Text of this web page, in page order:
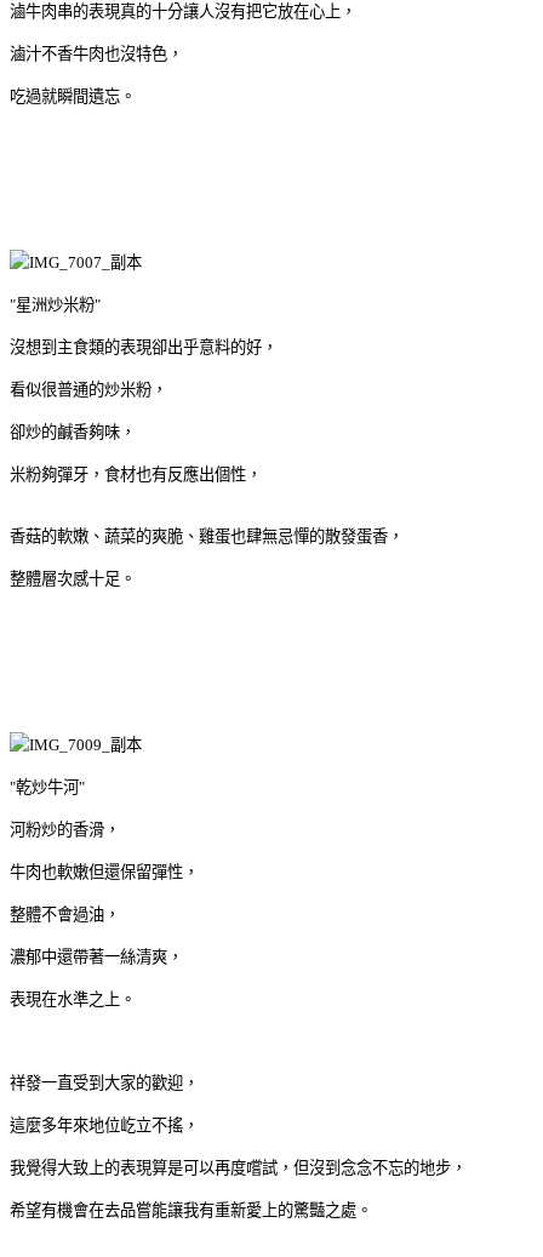
滷牛肉串的表現真的十分讓人沒有把它放在心上，
滷汁不香牛肉也沒特色，
吃過就瞬間遺忘。
"星洲炒米粉"
沒想到主食類的表現卻出乎意料的好，
看似很普通的炒米粉，
卻炒的鹹香夠味，
米粉夠彈牙，食材也有反應出個性，
香菇的軟嫩、蔬菜的爽脆、雞蛋也肆無忌憚的散發蛋香，
整體層次感十足。
"乾炒牛河"
河粉炒的香滑，
牛肉也軟嫩但還保留彈性，
整體不會過油，
濃郁中還帶著一絲清爽，
表現在水準之上。
祥發一直受到大家的歡迎，
這麼多年來地位屹立不搖，
我覺得大致上的表現算是可以再度嚐試，但沒到念念不忘的地步，
希望有機會在去品嘗能讓我有重新愛上的驚豔之處。